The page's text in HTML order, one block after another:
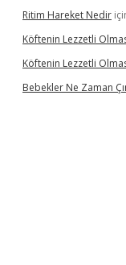
Ritim Hareket Nedir
Köftenin Lezzetli
Köftenin Lezzetli
Bebekler Ne Zaman